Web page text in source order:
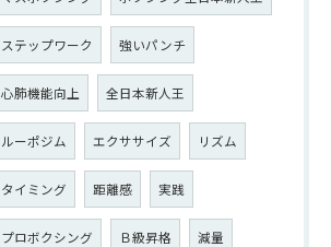
ステップワーク 強いパンチ
心肺機能向上 全日本新人王
ルーポジム エクササイズ リズム
タイミング 距離感 実践
プロボクシング Ｂ級昇格 減量